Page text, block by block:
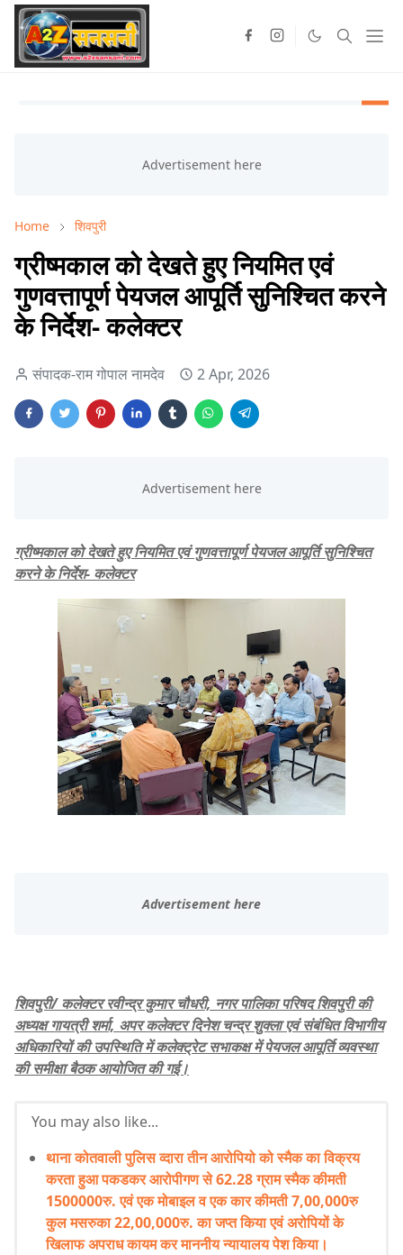
Home शिवपुरी
ग्रीष्मकाल को देखते हुए नियमित एवं
गुणवत्तापूर्ण पेयजल आपूर्ति सुनिश्चित करने
के निर्देश- कलेक्टर
संपादक-राम गोपाल नामदेव 2 Apr, 2026
ग्रीष्मकाल को देखते हुए नियमित एवं गुणवत्तापूर्ण पेयजल आपूर्ति सुनिश्चित
करने के निर्देश- कलेक्टर
शिवपुरी/ कलेक्टर रवीन्द्र कुमार चौधरी, नगर पालिका परिषद शिवपुरी की
अध्यक्ष गायत्री शर्मा, अपर कलेक्टर दिनेश चन्द्र शुक्ला एवं संबंधित विभागीय
अधिकारियों की उपस्थिति में कलेक्ट्रेट सभाकक्ष में पेयजल आपूर्ति व्यवस्था
की समीक्षा बैठक आयोजित की गई।
You may also like...
थाना कोतवाली पुलिस व्दारा तीन आरोपियो को स्मैक का विक्रय
करता हुआ पकडकर आरोपीगण से 62.28 ग्राम स्मैक कीमती
1500000रु. एवं एक मोबाइल व एक कार कीमती 7,00,000रु
कुल मसरुका 22,00,000रु. का जप्त किया एवं अरोपियों के
खिलाफ अपराध कायम कर माननीय न्यायालय पेश किया।